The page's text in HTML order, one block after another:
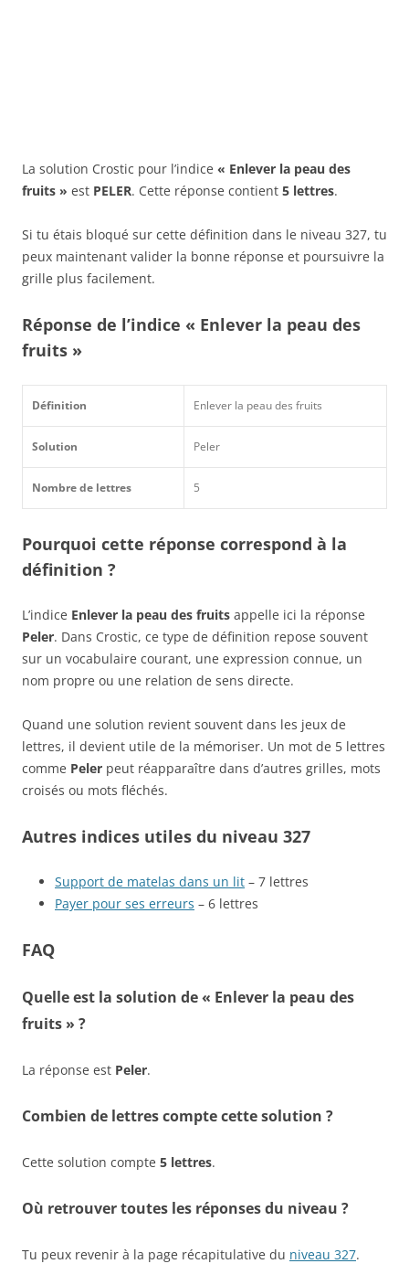
La solution Crostic pour l’indice « Enlever la peau des
fruits » est PELER. Cette réponse contient 5 lettres.
Si tu étais bloqué sur cette définition dans le niveau 327, tu
peux maintenant valider la bonne réponse et poursuivre la
grille plus facilement.
Réponse de l’indice « Enlever la peau des
fruits »
Définition Enlever la peau des fruits
Solution Peler
Nombre de lettres 5
Pourquoi cette réponse correspond à la
définition ?
L’indice Enlever la peau des fruits appelle ici la réponse
Peler. Dans Crostic, ce type de définition repose souvent
sur un vocabulaire courant, une expression connue, un
nom propre ou une relation de sens directe.
Quand une solution revient souvent dans les jeux de
lettres, il devient utile de la mémoriser. Un mot de 5 lettres
comme Peler peut réapparaître dans d’autres grilles, mots
croisés ou mots fléchés.
Autres indices utiles du niveau 327
Support de matelas dans un lit – 7 lettres
Payer pour ses erreurs – 6 lettres
FAQ
Quelle est la solution de « Enlever la peau des
fruits » ?
La réponse est Peler.
Combien de lettres compte cette solution ?
Cette solution compte 5 lettres.
Où retrouver toutes les réponses du niveau ?
Tu peux revenir à la page récapitulative du niveau 327.